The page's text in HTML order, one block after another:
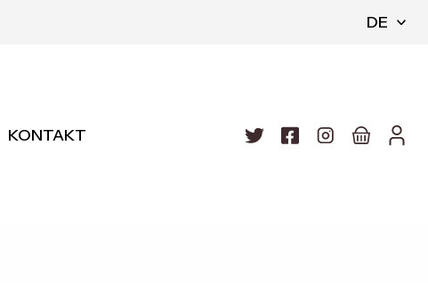
DE
KONTAKT